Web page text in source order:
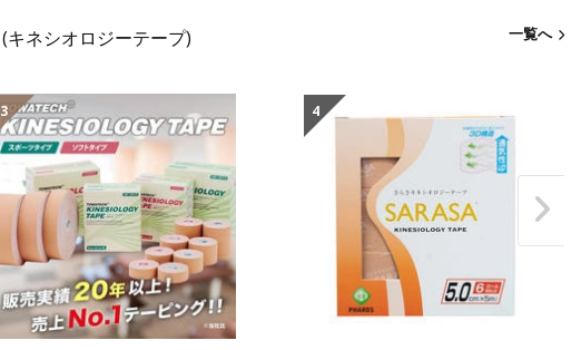
(キネシオロジーテープ) 一覧へ
3 4